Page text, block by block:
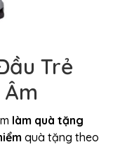
Trẻ
Âm
làm quà tặng
quà tặng theo